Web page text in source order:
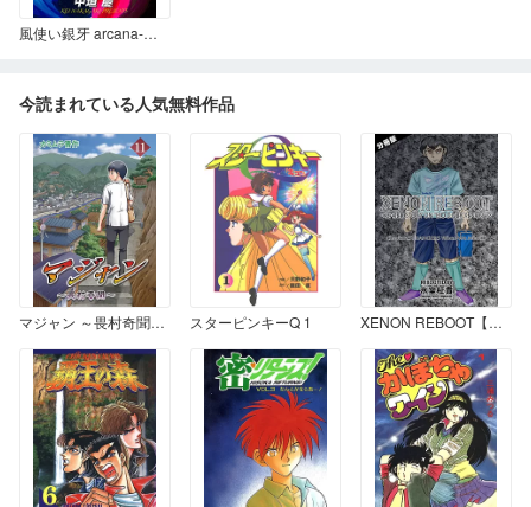
風使い銀牙 arcana-Ⅰ 命編
今読まれている人気無料作品
マジャン ～畏村奇聞～ 11 スターピンキーQ 1 XENON REBOOT【分冊版】 Chapter1.STRANGERS When We Meet①